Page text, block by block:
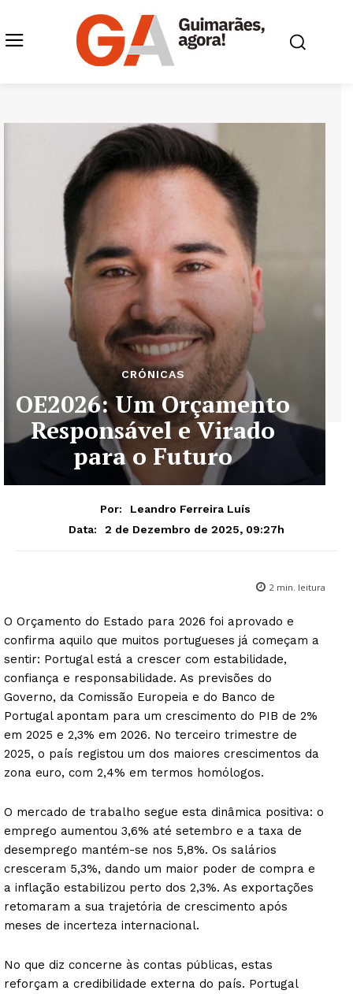
CRÓNICAS
OE2026: Um Orçamento
Responsável e Virado
para o Futuro
Por:
Leandro Ferreira Luís
Data:
2 de Dezembro de 2025, 09:27h
2 min. leitura
O Orçamento do Estado para 2026 foi aprovado e
confirma aquilo que muitos portugueses já começam a
sentir: Portugal está a crescer com estabilidade,
confiança e responsabilidade. As previsões do
Governo, da Comissão Europeia e do Banco de
Portugal apontam para um crescimento do PIB de 2%
em 2025 e 2,3% em 2026. No terceiro trimestre de
2025, o país registou um dos maiores crescimentos da
zona euro, com 2,4% em termos homólogos.
O mercado de trabalho segue esta dinâmica positiva: o
emprego aumentou 3,6% até setembro e a taxa de
desemprego mantém-se nos 5,8%. Os salários
cresceram 5,3%, dando um maior poder de compra e
a inflação estabilizou perto dos 2,3%. As exportações
retomaram a sua trajetória de crescimento após
meses de incerteza internacional.
No que diz concerne às contas públicas, estas
reforçam a credibilidade externa do país. Portugal